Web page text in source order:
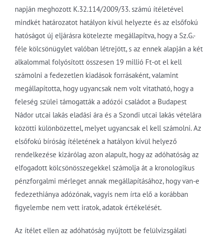
napján meghozott K.32.114/2009/33. számú ítéletével
mindkét határozatot hatályon kívül helyezte és az elsőfokú
hatóságot új eljárásra kötelezte megállapítva, hogy a Sz.G.-
féle kölcsönügylet valóban létrejött, s az ennek alapján a két
alkalommal folyósított összesen 19 millió Ft-ot el kell
számolni a fedezetlen kiadások forrásaként, valamint
megállapította, hogy ugyancsak nem volt vitatható, hogy a
feleség szülei támogatták a adózói családot a Budapest
Nádor utcai lakás eladási ára és a Szondi utcai lakás vételára
közötti különbözettel, melyet ugyancsak el kell számolni. Az
elsőfokú bíróság ítéletének a hatályon kívül helyező
rendelkezése kizárólag azon alapult, hogy az adóhatóság az
elfogadott kölcsönösszegekkel számolja át a kronologikus
pénzforgalmi mérleget annak megállapításához, hogy van-e
fedezethiánya adózónak, vagyis nem írta elő a korábban
figyelembe nem vett iratok, adatok értékelését.
Az ítélet ellen az adóhatóság nyújtott be felülvizsgálati